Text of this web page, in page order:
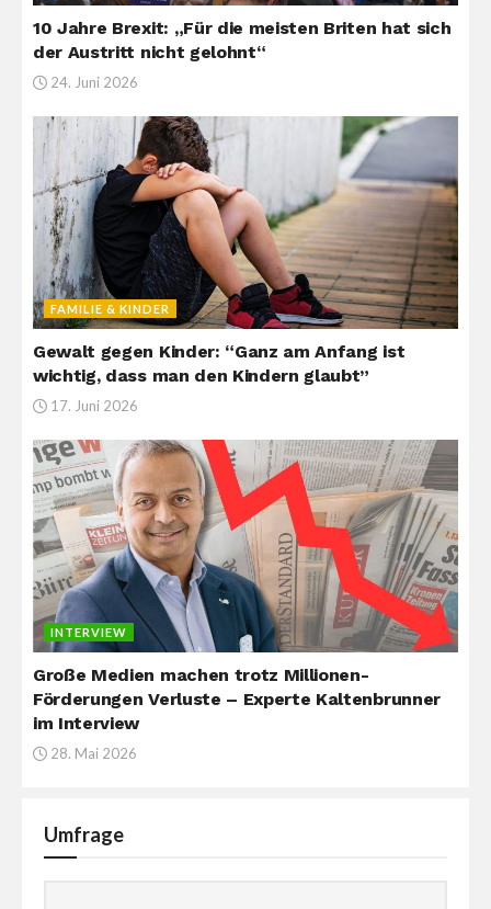
10 Jahre Brexit: „Für die meisten Briten hat sich
der Austritt nicht gelohnt“
24. Juni 2026
FAMILIE & KINDER
Gewalt gegen Kinder: “Ganz am Anfang ist
wichtig, dass man den Kindern glaubt”
17. Juni 2026
INTERVIEW
Große Medien machen trotz Millionen-
Förderungen Verluste – Experte Kaltenbrunner
im Interview
28. Mai 2026
Umfrage